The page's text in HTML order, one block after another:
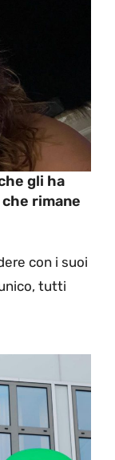
gli ha
rimane
con i suoi
tutti